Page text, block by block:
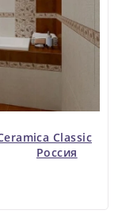
Classic
Россия